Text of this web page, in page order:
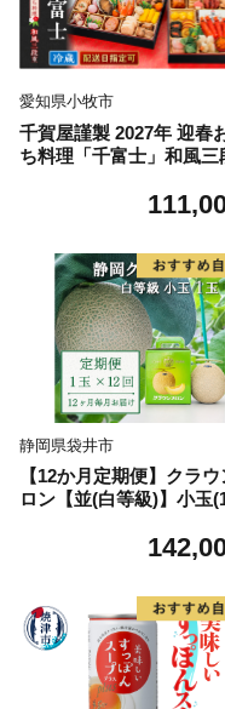
愛知県小牧市
千賀屋謹製 2027年 迎春
ち料理「千富士」和風三
静岡県袋井市
【12か月定期便】クラウ
ロン【並(白等級)】小玉
肉 フルーツ デザート 高